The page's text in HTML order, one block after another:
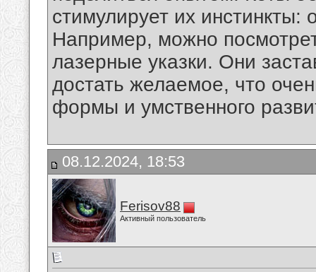
стимулирует их инстинкты:
Например, можно
лазерные указки. Они
достать желаемое, что
формы и умственного
08.12.2024, 18:53
Ferisov88
Активный пользователь